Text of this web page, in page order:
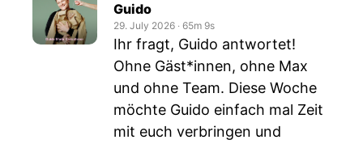
Guido
29. July 2026 ‧ 65m 9s
Ihr fragt, Guido antwortet!
Ohne Gäst*innen, ohne Max
und ohne Team. Diese Woche
möchte Guido einfach mal Zeit
mit euch verbringen und